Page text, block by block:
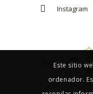
Instagram
SobreEste sitio
ordenador.